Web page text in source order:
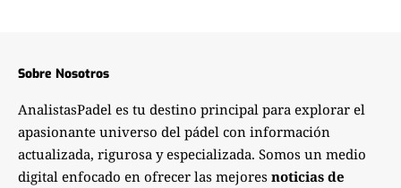
Sobre Nosotros
AnalistasPadel es tu destino principal para explorar el
apasionante universo del pádel con información
actualizada, rigurosa y especializada. Somos un medio
digital enfocado en ofrecer las mejores noticias de